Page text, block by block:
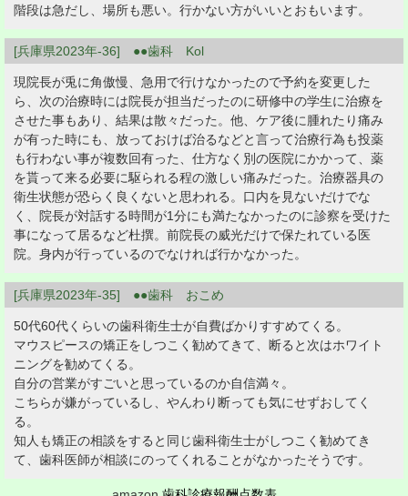
階段は急だし、場所も悪い。行かない方がいいとおもいます。
[兵庫県2023年-36] ●●歯科 Kol
現院長が兎に角傲慢、急用で行けなかったので予約を変更した
ら、次の治療時には院長が担当だったのに研修中の学生に治療を
させた事もあり、結果は散々だった。他、ケア後に腫れたり痛み
が有った時にも、放っておけば治るなどと言って治療行為も投薬
も行わない事が複数回有った、仕方なく別の医院にかかって、薬
を貰って来る必要に駆られる程の激しい痛みだった。治療器具の
衛生状態が恐らく良くないと思われる。口内を見ないだけでな
く、院長が対話する時間が1分にも満たなかったのに診察を受けた
事になって居るなど杜撰。前院長の威光だけで保たれている医
院。身内が行っているのでなければ行かなかった。
[兵庫県2023年-35] ●●歯科 おこめ
50代60代くらいの歯科衛生士が自費ばかりすすめてくる。
マウスピースの矯正をしつこく勧めてきて、断ると次はホワイト
ニングを勧めてくる。
自分の営業がすごいと思っているのか自信満々。
こちらが嫌がっているし、やんわり断っても気にせずおしてく
る。
知人も矯正の相談をすると同じ歯科衛生士がしつこく勧めてき
て、歯科医師が相談にのってくれることがなかったそうです。